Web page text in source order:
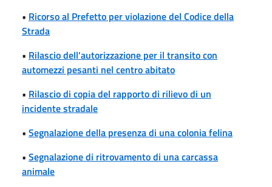
• Ricorso al Prefetto per violazione del Codice della
Strada
• Rilascio dell'autorizzazione per il transito con
automezzi pesanti nel centro abitato
• Rilascio di copia del rapporto di rilievo di un
incidente stradale
• Segnalazione della presenza di una colonia felina
• Segnalazione di ritrovamento di una carcassa
animale